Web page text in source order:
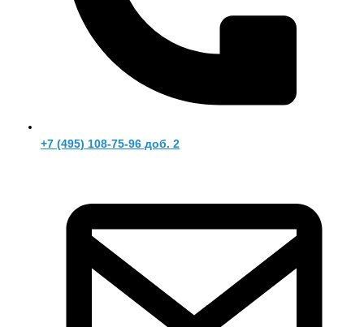
+7 (495) 108-75-96 доб. 2